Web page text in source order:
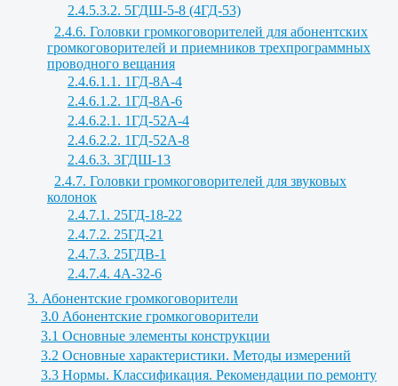
2.4.5.3.2. 5ГДШ-5-8 (4ГД-53)
2.4.6. Головки громкоговорителей для абонентских
громкоговорителей и приемников трехпрограммных
проводного вещания
2.4.6.1.1. 1ГД-8А-4
2.4.6.1.2. 1ГД-8А-6
2.4.6.2.1. 1ГД-52А-4
2.4.6.2.2. 1ГД-52А-8
2.4.6.3. 3ГДШ-13
2.4.7. Головки громкоговорителей для звуковых
колонок
2.4.7.1. 25ГД-18-22
2.4.7.2. 25ГД-21
2.4.7.3. 25ГДВ-1
2.4.7.4. 4А-32-6
3. Абонентские громкоговорители
3.0 Абонентские громкоговорители
3.1 Основные элементы конструкции
3.2 Основные характеристики. Методы измерений
3.3 Нормы. Классификация. Рекомендации по ремонту